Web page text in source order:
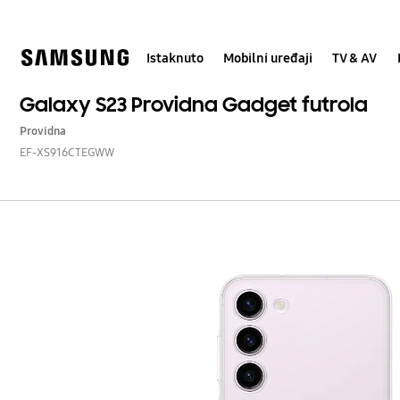
Istaknuto Mobilni uređaji TV & AV
Galaxy S23 Providna Gadget futrola
Providna
EF-XS916CTEGWW